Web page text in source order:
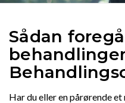
Sådan
Har du eller en pårørende